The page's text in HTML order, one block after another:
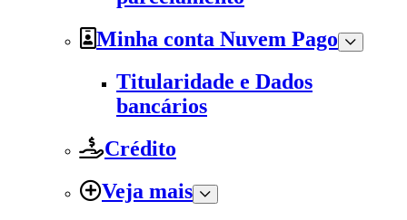
Minha conta Nuvem Pago
Titularidade e Dados
bancários
Crédito
Veja mais